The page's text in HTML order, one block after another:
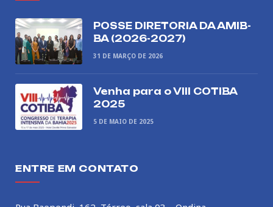
POSSE DIRETORIA DA AMIB-
BA (2026-2027)
31 DE MARÇO DE 2026
Venha para o VIII COTIBA
2025
5 DE MAIO DE 2025
ENTRE EM CONTATO